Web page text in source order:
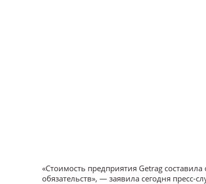
«Стоимость предприятия Getrag
обязательств», — заявила сегодня